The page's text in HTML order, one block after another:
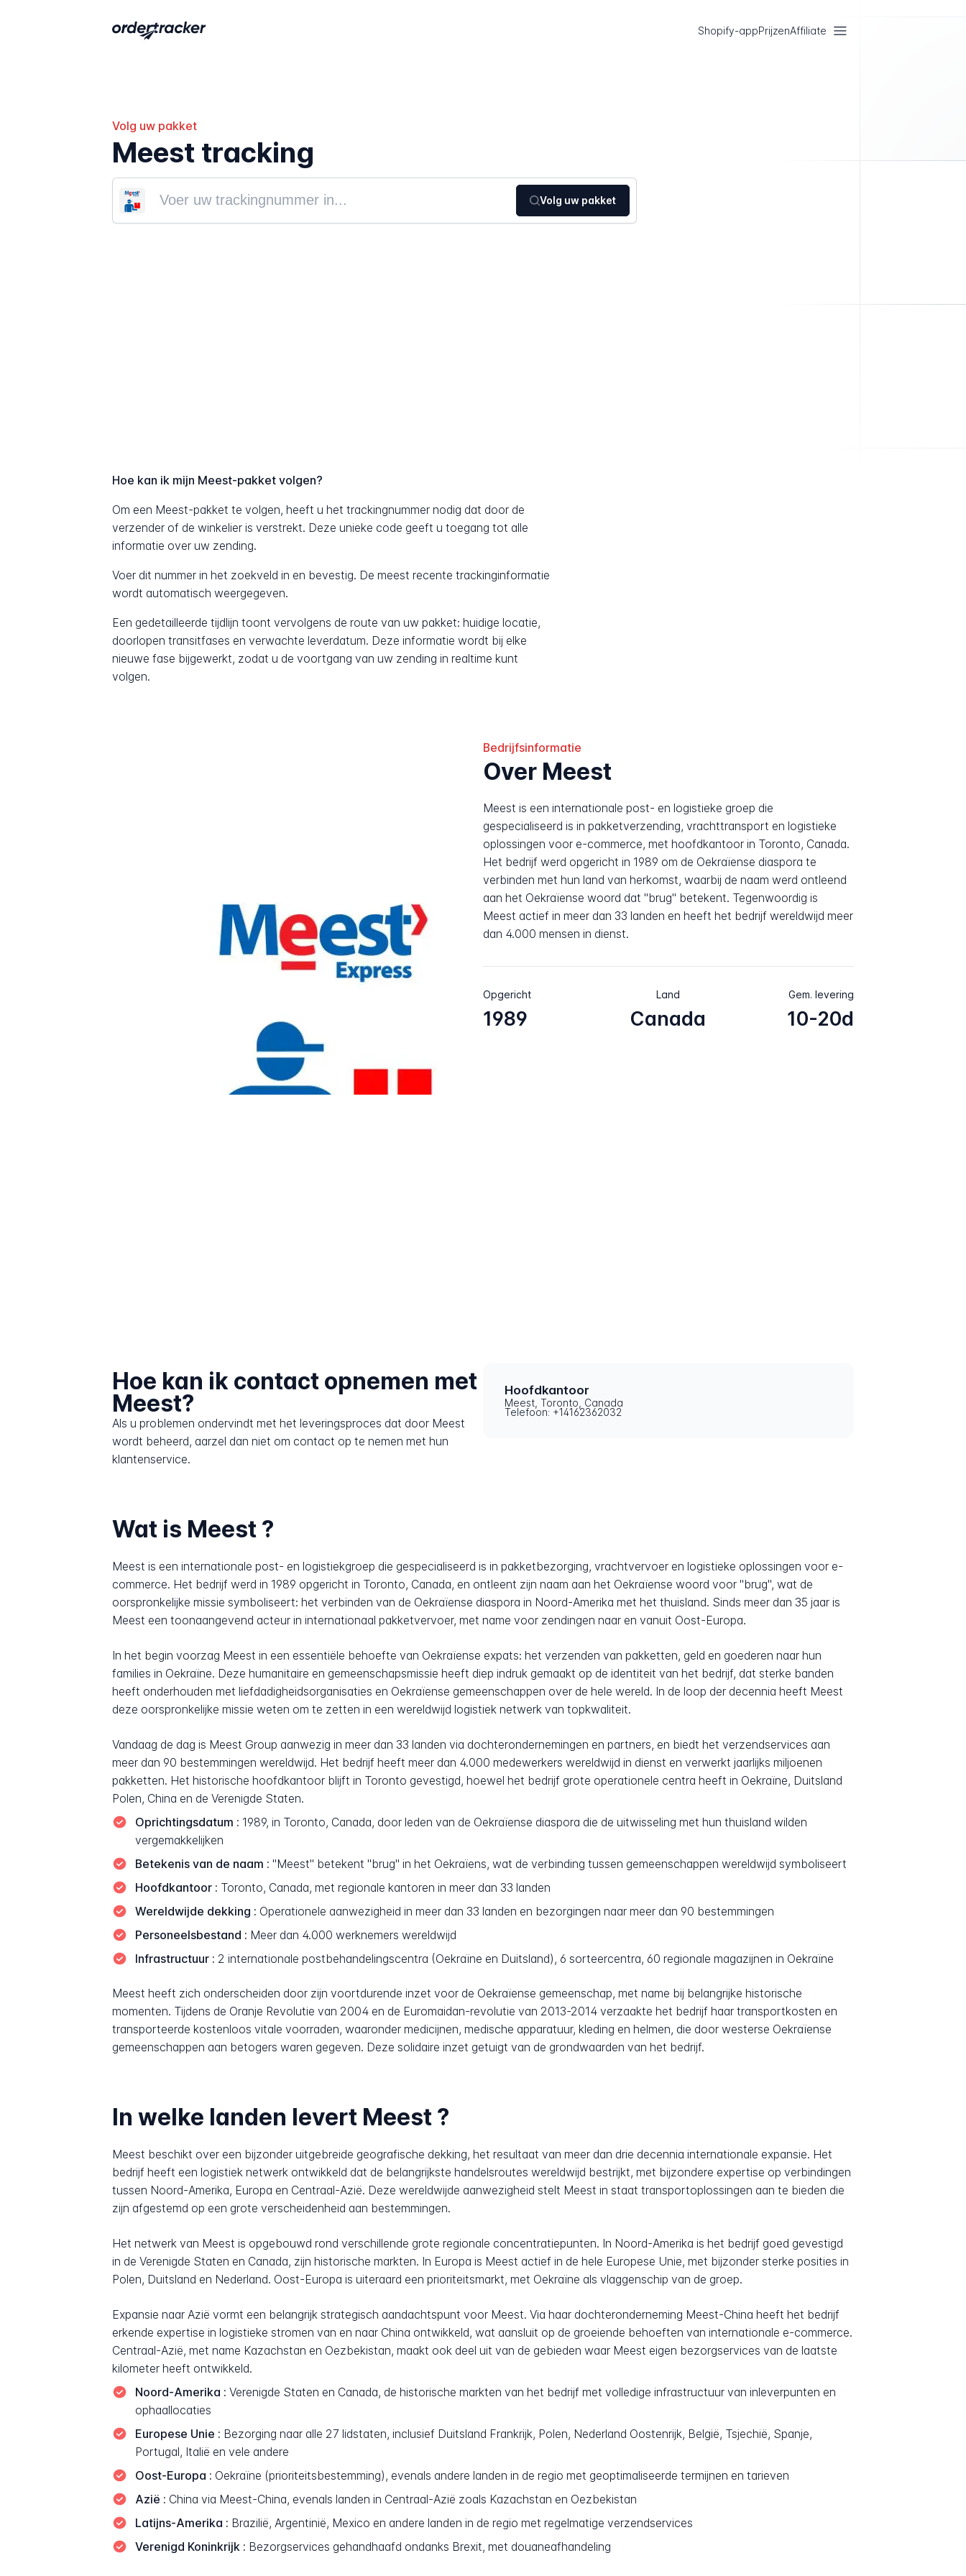
Shopify-appPrijzenAffiliate
Volg uw pakket
Meest tracking
Volg uw pakket
Hoe kan ik mijn Meest-pakket volgen?
Om een Meest-pakket te volgen, heeft u het trackingnummer nodig dat door de
verzender of de winkelier is verstrekt. Deze unieke code geeft u toegang tot alle
informatie over uw zending.
Voer dit nummer in het zoekveld in en bevestig. De meest recente trackinginformatie
wordt automatisch weergegeven.
Een gedetailleerde tijdlijn toont vervolgens de route van uw pakket: huidige locatie,
doorlopen transitfases en verwachte leverdatum. Deze informatie wordt bij elke
nieuwe fase bijgewerkt, zodat u de voortgang van uw zending in realtime kunt
volgen.
Bedrijfsinformatie
Over Meest
Meest is een internationale post- en logistieke groep die
gespecialiseerd is in pakketverzending, vrachttransport en logistieke
oplossingen voor e-commerce, met hoofdkantoor in Toronto, Canada.
Het bedrijf werd opgericht in 1989 om de Oekraïense diaspora te
verbinden met hun land van herkomst, waarbij de naam werd ontleend
aan het Oekraïense woord dat "brug" betekent. Tegenwoordig is
Meest actief in meer dan 33 landen en heeft het bedrijf wereldwijd meer
dan 4.000 mensen in dienst.
Opgericht
1989
Land
Canada
Gem. levering
10-20d
Hoe kan ik contact opnemen met
Meest?
Als u problemen ondervindt met het leveringsproces dat door Meest
wordt beheerd, aarzel dan niet om contact op te nemen met hun
klantenservice.
Hoofdkantoor
Meest, Toronto, Canada
Telefoon: +14162362032
Wat is Meest ?
Meest is een internationale post- en logistiekgroep die gespecialiseerd is in pakketbezorging, vrachtvervoer en logistieke oplossingen voor e-
commerce. Het bedrijf werd in 1989 opgericht in Toronto, Canada, en ontleent zijn naam aan het Oekraïense woord voor "brug", wat de
oorspronkelijke missie symboliseert: het verbinden van de Oekraïense diaspora in Noord-Amerika met het thuisland. Sinds meer dan 35 jaar is
Meest een toonaangevend acteur in internationaal pakketvervoer, met name voor zendingen naar en vanuit Oost-Europa.
In het begin voorzag Meest in een essentiële behoefte van Oekraïense expats: het verzenden van pakketten, geld en goederen naar hun
families in Oekraïne. Deze humanitaire en gemeenschapsmissie heeft diep indruk gemaakt op de identiteit van het bedrijf, dat sterke banden
heeft onderhouden met liefdadigheidsorganisaties en Oekraïense gemeenschappen over de hele wereld. In de loop der decennia heeft Meest
deze oorspronkelijke missie weten om te zetten in een wereldwijd logistiek netwerk van topkwaliteit.
Vandaag de dag is Meest Group aanwezig in meer dan 33 landen via dochterondernemingen en partners, en biedt het verzendservices aan
meer dan 90 bestemmingen wereldwijd. Het bedrijf heeft meer dan 4.000 medewerkers wereldwijd in dienst en verwerkt jaarlijks miljoenen
pakketten. Het historische hoofdkantoor blijft in Toronto gevestigd, hoewel het bedrijf grote operationele centra heeft in Oekraïne, Duitsland
Polen, China en de Verenigde Staten.
Oprichtingsdatum : 1989, in Toronto, Canada, door leden van de Oekraïense diaspora die de uitwisseling met hun thuisland wilden
vergemakkelijken
Betekenis van de naam : "Meest" betekent "brug" in het Oekraïens, wat de verbinding tussen gemeenschappen wereldwijd symboliseert
Hoofdkantoor : Toronto, Canada, met regionale kantoren in meer dan 33 landen
Wereldwijde dekking : Operationele aanwezigheid in meer dan 33 landen en bezorgingen naar meer dan 90 bestemmingen
Personeelsbestand : Meer dan 4.000 werknemers wereldwijd
Infrastructuur : 2 internationale postbehandelingscentra (Oekraïne en Duitsland), 6 sorteercentra, 60 regionale magazijnen in Oekraïne
Meest heeft zich onderscheiden door zijn voortdurende inzet voor de Oekraïense gemeenschap, met name bij belangrijke historische
momenten. Tijdens de Oranje Revolutie van 2004 en de Euromaidan-revolutie van 2013-2014 verzaakte het bedrijf haar transportkosten en
transporteerde kostenloos vitale voorraden, waaronder medicijnen, medische apparatuur, kleding en helmen, die door westerse Oekraïense
gemeenschappen aan betogers waren gegeven. Deze solidaire inzet getuigt van de grondwaarden van het bedrijf.
In welke landen levert Meest ?
Meest beschikt over een bijzonder uitgebreide geografische dekking, het resultaat van meer dan drie decennia internationale expansie. Het
bedrijf heeft een logistiek netwerk ontwikkeld dat de belangrijkste handelsroutes wereldwijd bestrijkt, met bijzondere expertise op verbindingen
tussen Noord-Amerika, Europa en Centraal-Azië. Deze wereldwijde aanwezigheid stelt Meest in staat transportoplossingen aan te bieden die
zijn afgestemd op een grote verscheidenheid aan bestemmingen.
Het netwerk van Meest is opgebouwd rond verschillende grote regionale concentratiepunten. In Noord-Amerika is het bedrijf goed gevestigd
in de Verenigde Staten en Canada, zijn historische markten. In Europa is Meest actief in de hele Europese Unie, met bijzonder sterke posities in
Polen, Duitsland en Nederland. Oost-Europa is uiteraard een prioriteitsmarkt, met Oekraïne als vlaggenschip van de groep.
Expansie naar Azië vormt een belangrijk strategisch aandachtspunt voor Meest. Via haar dochteronderneming Meest-China heeft het bedrijf
erkende expertise in logistieke stromen van en naar China ontwikkeld, wat aansluit op de groeiende behoeften van internationale e-commerce.
Centraal-Azië, met name Kazachstan en Oezbekistan, maakt ook deel uit van de gebieden waar Meest eigen bezorgservices van de laatste
kilometer heeft ontwikkeld.
Noord-Amerika : Verenigde Staten en Canada, de historische markten van het bedrijf met volledige infrastructuur van inleverpunten en
ophaallocaties
Europese Unie : Bezorging naar alle 27 lidstaten, inclusief Duitsland Frankrijk, Polen, Nederland Oostenrijk, België, Tsjechië, Spanje,
Portugal, Italië en vele andere
Oost-Europa : Oekraïne (prioriteitsbestemming), evenals andere landen in de regio met geoptimaliseerde termijnen en tarieven
Azië : China via Meest-China, evenals landen in Centraal-Azië zoals Kazachstan en Oezbekistan
Latijns-Amerika : Brazilië, Argentinië, Mexico en andere landen in de regio met regelmatige verzendservices
Verenigd Koninkrijk : Bezorgservices gehandhaafd ondanks Brexit, met douaneafhandeling